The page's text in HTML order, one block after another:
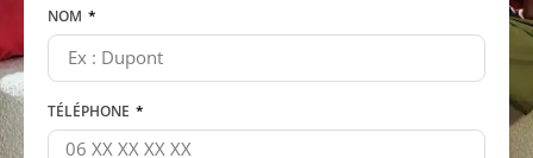
NOM
TÉLÉPHONE